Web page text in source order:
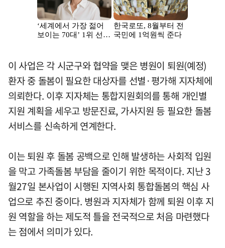
이 사업은 각 시군구와 협약을 맺은 병원이 퇴원(예정)
환자 중 돌봄이 필요한 대상자를 선별·평가해 지자체에
의뢰한다. 이후 지자체는 통합지원회의를 통해 개인별
지원 계획을 세우고 방문진료, 가사지원 등 필요한 돌봄
서비스를 신속하게 연계한다.
이는 퇴원 후 돌봄 공백으로 인해 발생하는 사회적 입원
을 막고 가족돌봄 부담을 줄이기 위한 목적이다. 지난 3
월27일 본사업이 시행된 지역사회 통합돌봄의 핵심 사
업으로 추진 중이다. 병원과 지자체가 함께 퇴원 이후 지
원 역할을 하는 제도적 틀을 전국적으로 처음 마련했다
는 점에서 의미가 있다.